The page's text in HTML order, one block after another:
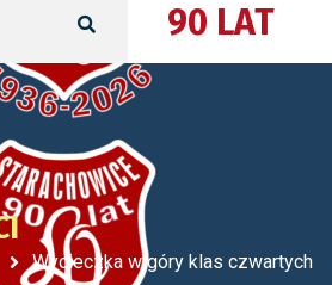
90 LAT
Wycieczka w góry klas czwartych